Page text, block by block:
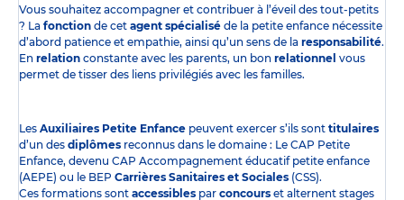
Vous souhaitez accompagner et contribuer à l’éveil des tout-petits
? La fonction de cet agent spécialisé de la petite enfance nécessite
d’abord patience et empathie, ainsi qu’un sens de la responsabilité.
En relation constante avec les parents, un bon relationnel vous
permet de tisser des liens privilégiés avec les familles.
Les Auxiliaires Petite Enfance peuvent exercer s’ils sont titulaires
d’un des diplômes reconnus dans le domaine : Le CAP Petite
Enfance, devenu CAP Accompagnement éducatif petite enfance
(AEPE) ou le BEP Carrières Sanitaires et Sociales (CSS).
Ces formations sont accessibles par concours et alternent stages